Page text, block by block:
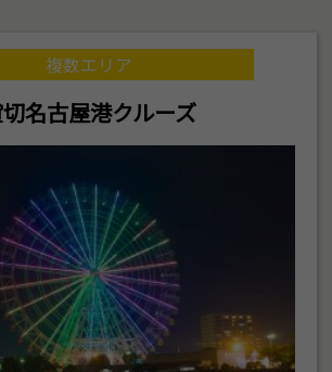
複数エリア
名古屋港クルーズ